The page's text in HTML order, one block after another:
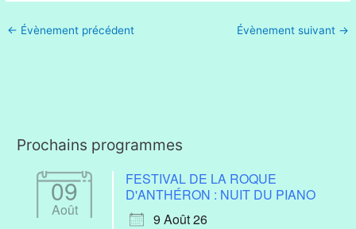
← Évènement précédent Évènement suivant →
Prochains programmes
09
Août
FESTIVAL DE LA ROQUE
D'ANTHÉRON : NUIT DU PIANO
9 Août 26